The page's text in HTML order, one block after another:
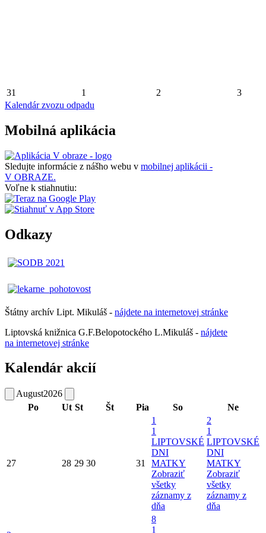
31 1 2
3
Kalendár zvozu odpadu
Mobilná aplikácia
Sledujte informácie z nášho webu v mobilnej aplikácii -
V OBRAZE.
Voľne k stiahnutiu:
Odkazy
Štátny archív Lipt. Mikuláš - nájdete na internetovej stránke
Liptovská knižnica G.F.Belopotockého L.Mikuláš - nájdete
na internetovej stránke
Kalendár akcií
August2026
Po
Ut St Št Pia So Ne
27 28 29 30 31
1
1
LIPTOVSKÉ
DNI
MATKY
Zobraziť
všetky
záznamy z
dňa
2
1
LIPTOVSKÉ
DNI
MATKY
Zobraziť
všetky
záznamy z
dňa
8
1